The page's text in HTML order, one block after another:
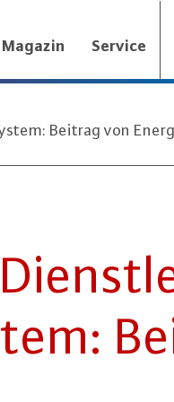
Magazin Service
Beitrag von